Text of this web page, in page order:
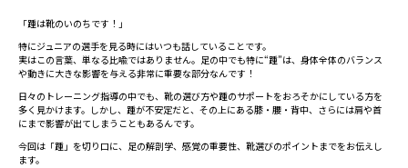
「踵は靴のいのちです！」
特にジュニアの選手を見る時にはいつも話していることです。
実はこの言葉、単なる比喩ではありません。足の中でも特に“踵”は、身体全体のバランス
や動きに大きな影響を与える非常に重要な部分なんです！
日々のトレーニング指導の中でも、靴の選び方や踵のサポートをおろそかにしている方を
多く見かけます。しかし、踵が不安定だと、その上にある膝・腰・背中、さらには肩や首
にまで影響が出てしまうこともあるんです。
今回は「踵」を切り口に、足の解剖学、感覚の重要性、靴選びのポイントまでをお伝えし
ます。